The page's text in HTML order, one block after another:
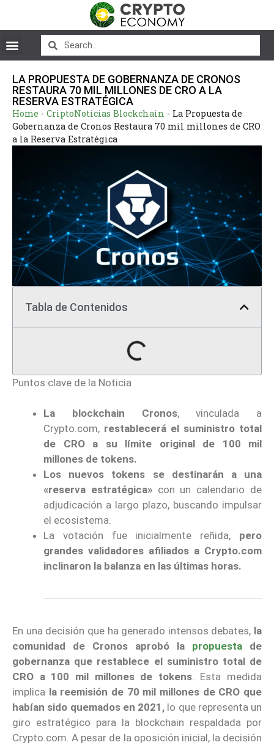
LA PROPUESTA DE GOBERNANZA DE CRONOS
RESTAURA 70 MIL MILLONES DE CRO A LA
RESERVA ESTRATÉGICA
Home - CriptoNoticias Blockchain - La Propuesta de
Gobernanza de Cronos Restaura 70 mil millones de CRO
a la Reserva Estratégica
Tabla de Contenidos
Puntos clave de la Noticia
La blockchain Cronos, vinculada a
Crypto.com, restablecerá el suministro total
de CRO a su límite original de 100 mil
millones de tokens.
Los nuevos tokens se destinarán a una
«reserva estratégica»con un calendario de
adjudicación a largo plazo, buscando impulsar
el ecosistema.
La votación fue inicialmente reñida, pero
grandes validadores afiliados a Crypto.com
inclinaron la balanza en las últimas horas.
En una decisión que ha generado intensos debates, la
comunidad de Cronos aprobó la propuesta de
gobernanza que restablece el suministro total de
CRO a 100 mil millones de tokens. Esta medida
implica la reemisión de 70 mil millones de CRO que
habían sido quemados en 2021, lo que representa un
giro estratégico para la blockchain respaldada por
Crypto.com. A pesar de la oposición inicial, la decisión